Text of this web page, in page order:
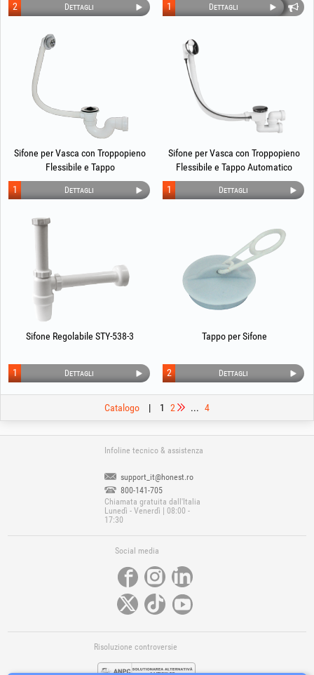
Dettagli
2 Dettagli
1
Sifone per Vasca con Troppopieno
Flessibile e Tappo
Dettagli
1
Sifone per Vasca con Troppopieno
Flessibile e Tappo Automatico
Dettagli
1
Sifone Regolabile STY-538-3
Dettagli
1
Tappo per Sifone
Dettagli
2
Catalogo | 1 2 ... 4
Infoline tecnico & assistenza
support_it@honest.ro
800-141-705
Chiamata gratuita dall'Italia
Lunedì - Venerdì | 08:00 -
17:30
Social media
Risoluzione controversie